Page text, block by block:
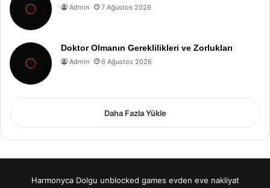
Admin 7 Ağustos 2026
Doktor Olmanın Gereklilikleri ve Zorlukları
Admin 6 Ağustos 2026
Daha Fazla Yükle
Harmonyca Dolgu unblocked games evden eve nakliyat